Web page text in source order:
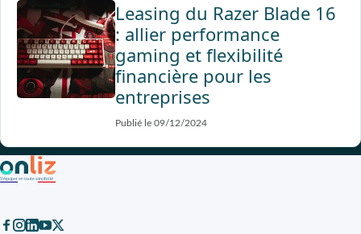
Leasing du Razer Blade 16
: allier performance
gaming et flexibilité
financière pour les
entreprises
Publié le 09/12/2024